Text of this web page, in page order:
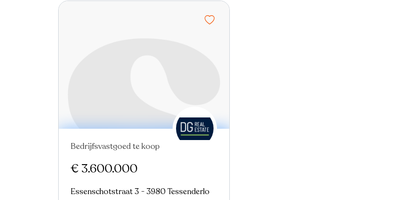
Bedrijfsvastgoed te koop
€ 3.600.000
Essenschotstraat 3 - 3980 Tessenderlo